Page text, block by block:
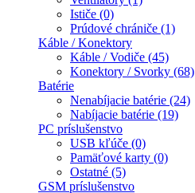
Ističe (0)
Prúdové chrániče (1)
Káble / Konektory
Káble / Vodiče (45)
Konektory / Svorky (68)
Batérie
Nenabíjacie batérie (24)
Nabíjacie batérie (19)
PC príslušenstvo
USB kľúče (0)
Pamäťové karty (0)
Ostatné (5)
GSM príslušenstvo